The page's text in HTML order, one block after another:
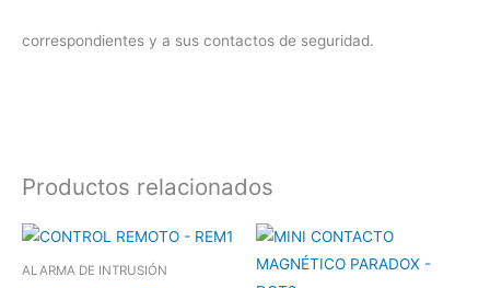
correspondientes y a sus contactos de seguridad.
Productos relacionados
ALARMA DE INTRUSIÓN